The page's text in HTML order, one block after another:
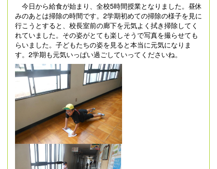
今日から給食が始まり、全校5時間授業となりました。昼休
みのあとは掃除の時間です。2学期初めての掃除の様子を見に
行こうとすると、校長室前の廊下を元気よく拭き掃除してく
れていました。その姿がとても楽しそうで写真を撮らせても
らいました。子どもたちの姿を見ると本当に元気になりま
す。2学期も元気いっぱい過ごしていってくださいね。